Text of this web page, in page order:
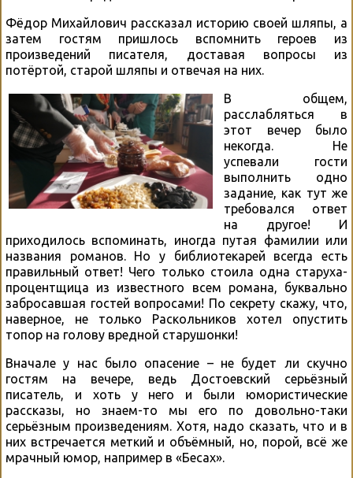
Фёдор Михайлович рассказал историю своей шляпы, а
затем гостям пришлось вспомнить героев из
произведений писателя, доставая вопросы из
потёртой, старой шляпы и отвечая на них.
В общем,
расслабляться в
этот вечер было
некогда. Не
успевали гости
выполнить одно
задание, как тут же
требовался ответ
на другое! И
приходилось вспоминать, иногда путая фамилии или
названия романов. Но у библиотекарей всегда есть
правильный ответ! Чего только стоила одна старуха-
процентщица из известного всем романа, буквально
забросавшая гостей вопросами! По секрету скажу, что,
наверное, не только Раскольников хотел опустить
топор на голову вредной старушонки!
Вначале у нас было опасение – не будет ли скучно
гостям на вечере, ведь Достоевский серьёзный
писатель, и хоть у него и были юмористические
рассказы, но знаем-то мы его по довольно-таки
серьёзным произведениям. Хотя, надо сказать, что и в
них встречается меткий и объёмный, но, порой, всё же
мрачный юмор, например в «Бесах».